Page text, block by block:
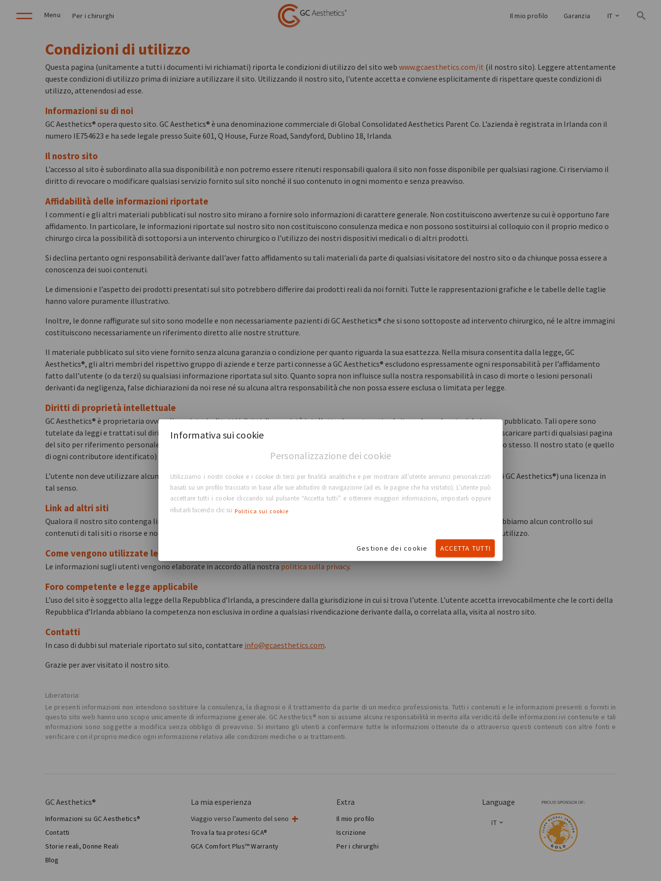
Menu Per i chirurghi Il mio profilo Garanzia IT
Condizioni di utilizzo
Questa pagina (unitamente a tutti i documenti ivi richiamati) riporta le condizioni di utilizzo del sito web www.gcaesthetics.com/it (il nostro sito). Leggere attentamente
queste condizioni di utilizzo prima di iniziare a utilizzare il sito. Utilizzando il nostro sito, l’utente accetta e conviene esplicitamente di rispettare queste condizioni di
utilizzo, attenendosi ad esse.
Informazioni su di noi
GC Aesthetics® opera questo sito. GC Aesthetics® è una denominazione commerciale di Global Consolidated Aesthetics Parent Co. L’azienda è registrata in Irlanda con il
numero IE754623 e ha sede legale presso Suite 601, Q House, Furze Road, Sandyford, Dublino 18, Irlanda.
Il nostro sito
L’accesso al sito è subordinato alla sua disponibilità e non potremo essere ritenuti responsabili qualora il sito non fosse disponibile per qualsiasi ragione. Ci riserviamo il
diritto di revocare o modificare qualsiasi servizio fornito sul sito nonché il suo contenuto in ogni momento e senza preavviso.
Affidabilità delle informazioni riportate
I commenti e gli altri materiali pubblicati sul nostro sito mirano a fornire solo informazioni di carattere generale. Non costituiscono avvertenze su cui è opportuno fare
affidamento. In particolare, le informazioni riportate sul nostro sito non costituiscono consulenza medica e non possono sostituirsi al colloquio con il proprio medico o
chirurgo circa la possibilità di sottoporsi a un intervento chirurgico o l’utilizzo dei nostri dispositivi medicali o di altri prodotti.
Si declina pertanto ogni responsabilità derivante dall’aver fatto affidamento su tali materiali da parte di qualsiasi visitatore del nostro sito o da chiunque possa essere a
conoscenza dei suoi contenuti.
Le dimensioni e l’aspetto dei prodotti presentati sul sito potrebbero differire dai prodotti reali da noi forniti. Tutte le rappresentazioni grafiche e le tabelle delle taglie
hanno valore puramente illustrativo.
Inoltre, le donne raffigurate sul sito sono modelle e non necessariamente pazienti di GC Aesthetics® che si sono sottoposte ad intervento chirurgico, né le altre immagini
costituiscono necessariamente un riferimento diretto alle nostre strutture.
Il materiale pubblicato sul sito viene fornito senza alcuna garanzia o condizione per quanto riguarda la sua esattezza. Nella misura consentita dalla legge, GC
Aesthetics®, gli altri membri del rispettivo gruppo di aziende e terze parti connesse a GC Aesthetics® escludono espressamente ogni responsabilità per l’affidamento
fatto dall’utente (o da terzi) su qualsiasi informazione riportata sul sito. Quanto sopra non influisce sulla nostra responsabilità in caso di morte o lesioni personali
derivanti da negligenza, false dichiarazioni da noi rese né su alcuna altra responsabilità che non possa essere esclusa o limitata per legge.
Diritti di proprietà intellettuale
GC Aesthetics® è proprietaria ovvero licenziataria di tutti i diritti di proprietà intellettuale contenuti nel sito web e nel materiale in esso pubblicato. Tali opere sono
tutelate da leggi e trattati sul diritto d’autore in tutto il mondo. Tutti questi diritti sono riservati. L’utente potrà stamparne una copia e scaricare parti di qualsiasi pagina
del sito per riferimento personale e richiamare l’attenzione di altre persone della propria organizzazione al materiale pubblicato sul sito stesso. Il nostro stato (e quello
di ogni contributore identificato) quale autori del materiale presente sul sito deve sempre essere riconosciuto.
L’utente non deve utilizzare alcuna parte dei materiali presenti sul sito a fini commerciali senza aver ottenuto da noi (o dai licenziatari di GC Aesthetics®) una licenza in
tal senso.
Link ad altri siti
Qualora il nostro sito contenga link ad altri siti e risorse forniti da terzi, tali link vengono forniti a titolo meramente informativo. Non abbiamo alcun controllo sui
contenuti di tali siti o risorse e non ci assumiamo alcuna responsabilità per essi o per qualsiasi perdita o danno subiti in relazione al loro utilizzo.
Come vengono utilizzate le informazioni degli utenti
Le informazioni sugli utenti vengono elaborate in accordo alla nostra politica sulla privacy.
Foro competente e legge applicabile
L’uso del sito è soggetto alla legge della Repubblica d’Irlanda, a prescindere dalla giurisdizione in cui si trova l’utente. L’utente accetta irrevocabilmente che le corti della
Repubblica d’Irlanda abbiano la competenza non esclusiva in ordine a qualsiasi rivendicazione derivante dalla, o correlata alla, visita al nostro sito.
Contatti
In caso di dubbi sul materiale riportato sul sito, contattare info@gcaesthetics.com.
Grazie per aver visitato il nostro sito.
Liberatoria:
Le presenti informazioni non intendono sostituire la consulenza, la diagnosi o il trattamento da parte di un medico professionista. Tutti i contenuti e le informazioni presenti o forniti in
questo sito web hanno uno scopo unicamente di informazione generale. GC Aesthetics® non si assume alcuna responsabilità in merito alla veridicità delle informazioni ivi contenute e tali
informazioni sono soggette a modifica senza obbligo di preavviso. Si invitano gli utenti a confermare tutte le informazioni ottenute da o attraverso questi contenuti con altre fonti e
verificare con il proprio medico ogni informazione relativa alle condizioni mediche o ai trattamenti.
GC Aesthetics®
Informazioni su GC Aesthetics®
Contatti
Storie reali, Donne Reali
Blog
La mia esperienza
Viaggio verso l’aumento del seno
Il mio intervento al seno
Chirurgia mammaria estetica
Total Breast Reconstruction™
Trova la tua protesi GCA®
GCA Comfort Plus™ Warranty
Extra
Il mio profilo
Iscrizione
Per i chirurghi
Language
IT
Informativa sui cookie
Personalizzazione dei cookie
Utilizziamo i nostri cookie e i cookie di terzi per finalità analitiche e per mostrare all’utente annunci personalizzati
basati su un profilo tracciato in base alle sue abitudini di navigazione (ad es. le pagine che ha visitato). L’utente può
accettare tutti i cookie cliccando sul pulsante “Accetta tutti” e ottenere maggiori informazioni, impostarli oppure
rifiutarli facendo clic su Politica sui cookie
Gestione dei cookie ACCETTA TUTTI